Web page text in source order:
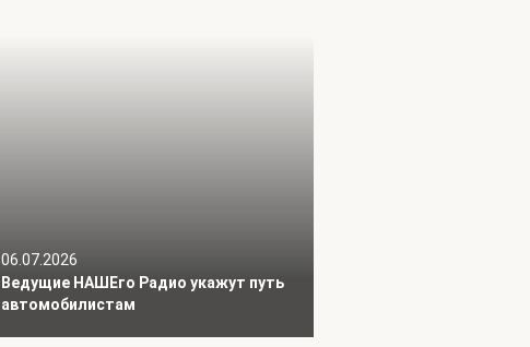
06.07.2026
Ведущие НАШЕго Радио укажут путь
автомобилистам